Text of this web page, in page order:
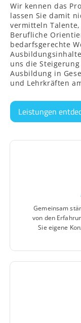
Gemeinsam
von den
Sie eigene
Wir kennen das
lassen Sie damit
vermitteln
Berufliche
bedarfsgerechte
uns die
Ausbildung in
und Lehrkräften
Leistungen